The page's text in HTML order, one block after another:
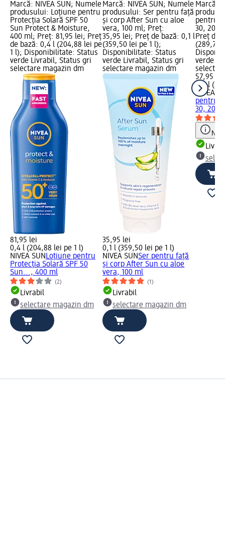
Marcă: NIVEA SUN; Numele
produsului: Loțiune pentru
Protecția Solară SPF 50
Sun Protect & Moisture,
400 ml; Preț: 81,95 lei; Preț
de bază: 0,4 l (204,88 lei pe
1 l); Disponibilitate: Status
verde Livrabil, Status gri
selectare magazin dm
81,95 lei
0,4 l (204,88 lei pe 1 l)
NIVEA SUNLoțiune pentru
Protecția Solară SPF 50
Sun..., 400 ml
(2)
Livrabil
selectare magazin dm
Marcă: NIVEA SUN; Numele
produsului: Ser pentru față
și corp After Sun cu aloe
vera, 100 ml; Preț:
35,95 lei; Preț de bază: 0,1 l
(359,50 lei pe 1 l);
Disponibilitate: Status
verde Livrabil, Status gri
selectare magazin dm
35,95 lei
0,1 l (359,50 lei pe 1 l)
NIVEA SUNSer pentru față
și corp After Sun cu aloe
vera, 100 ml
(1)
Livrabil
selectare magazin dm
Marcă:
pentru
30, 200
Preț de
(289,75
verde
57,95 lei
0,2 l
NIVEA
pentru
30, 200
Notă